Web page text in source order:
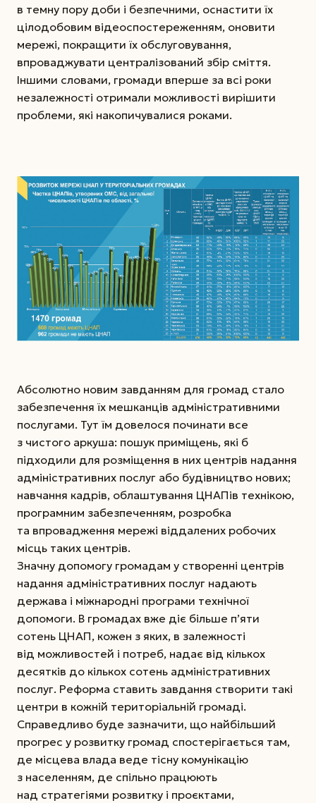
в темну пору доби і безпечними, оснастити їх
цілодобовим відеоспостереженням, оновити
мережі, покращити їх обслуговування,
впроваджувати централізований збір сміття.
Іншими словами, громади вперше за всі роки
незалежності отримали можливості вирішити
проблеми, які накопичувалися роками.
Абсолютно новим завданням для громад стало
забезпечення їх мешканців адміністративними
послугами. Тут їм довелося починати все
з чистого аркуша: пошук приміщень, які б
підходили для розміщення в них центрів надання
адміністративних послуг або будівництво нових;
навчання кадрів, облаштування ЦНАПів технікою,
програмним забезпеченням, розробка
та впровадження мережі віддалених робочих
місць таких центрів.
Значну допомогу громадам у створенні центрів
надання адміністративних послуг надають
держава і міжнародні програми технічної
допомоги. В громадах вже діє більше п’яти
сотень ЦНАП, кожен з яких, в залежності
від можливостей і потреб, надає від кількох
десятків до кількох сотень адміністративних
послуг. Реформа ставить завдання створити такі
центри в кожній територіальній громаді.
Справедливо буде зазначити, що найбільший
прогрес у розвитку громад спостерігається там,
де місцева влада веде тісну комунікацію
з населенням, де спільно працюють
над стратегіями розвитку і проєктами,